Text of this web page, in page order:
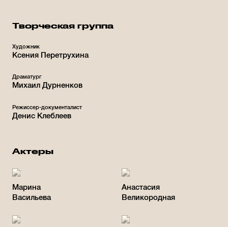
Творческая группа
Художник
Ксения Перетрухина
Драматург
Михаил Дурненков
Режиссер-документалист
Денис Клеблеев
Актеры
Марина
Васильева
Анастасия
Великородная